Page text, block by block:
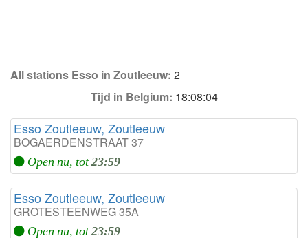
All stations Esso in Zoutleeuw: 2
Tijd in Belgium: 18:08:04
Esso Zoutleeuw, Zoutleeuw
BOGAERDENSTRAAT 37
Open nu, tot23:59
Esso Zoutleeuw, Zoutleeuw
GROTESTEENWEG 35A
Open nu, tot23:59